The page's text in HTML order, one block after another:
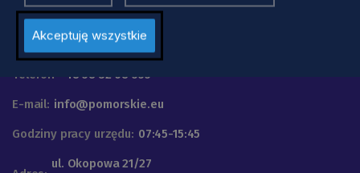
Urząd Marszałkowski
Województwa Pomorskiego
Telefon +48 58 32 68 555
E-mail: info@pomorskie.eu
Godziny pracy urzędu: 07:45-15:45
ul. Okopowa 21/27
Akceptuję wszystkie